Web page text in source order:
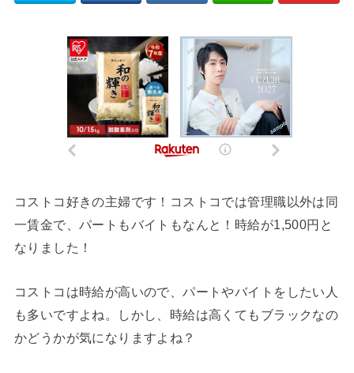
コストコ好きの主婦です！コストコでは管理職以外は同
一賃金で、パートもバイトもなんと！時給が1,500円と
なりました！
コストコは時給が高いので、パートやバイトをしたい人
も多いですよね。しかし、時給は高くてもブラックなの
かどうかが気になりますよね？